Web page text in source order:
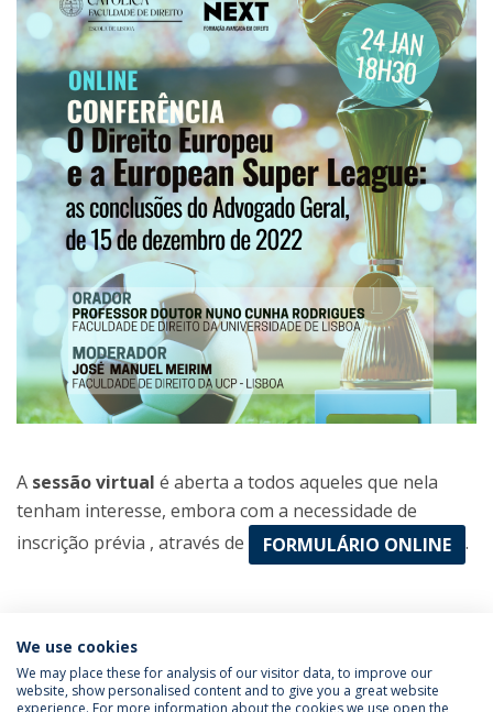
A sessão virtual é aberta a todos aqueles que nela
tenham interesse, embora com a necessidade de
inscrição prévia , através de
FORMULÁRIO ONLINE .
Católica Next
Direito do Desporto
Studies
We use cookies
We may place these for analysis of our visitor data, to improve our
website, show personalised content and to give you a great website
experience. For more information about the cookies we use open the